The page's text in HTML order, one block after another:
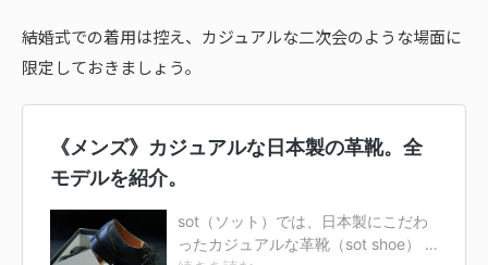
結婚式での着用は控え、カジュアルな二次会のような場面に
限定しておきましょう。